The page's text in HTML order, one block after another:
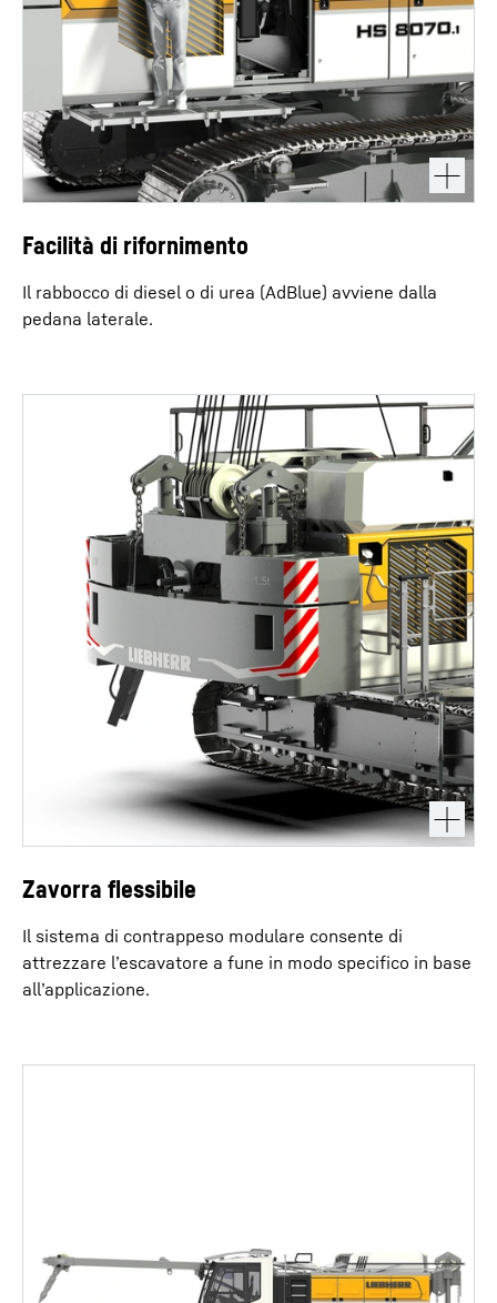
Facilità di rifornimento
Il rabbocco di diesel o di urea (AdBlue) avviene dalla
pedana laterale.
Zavorra flessibile
Il sistema di contrappeso modulare consente di
attrezzare l’escavatore a fune in modo specifico in base
all’applicazione.